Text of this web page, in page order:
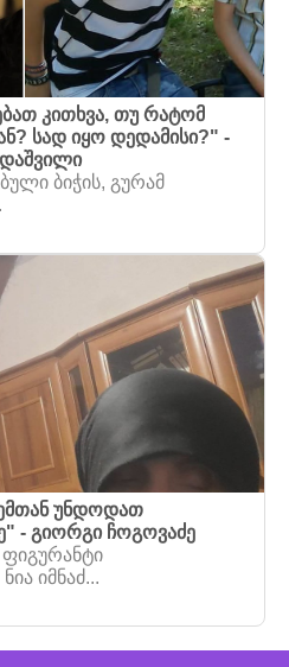
კითხვა, თუ რატომ
სად იყო დედამისი?" -
ბიჭის, გურამ
უნდოდათ
- გიორგი ჩოგოვაძე
ფიგურანტი
იმნაძ...